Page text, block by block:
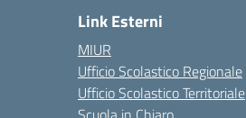
Link Esterni
MIUR
Ufficio Scolastico Regionale
Ufficio Scolastico Territoriale